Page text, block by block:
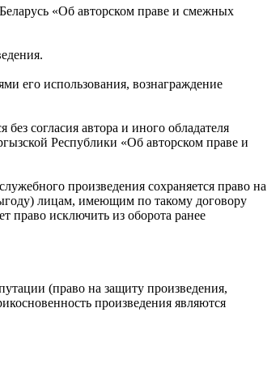
«Об авторском праве и смежных
его использования, вознаграждение
согласия автора и иного обладателя
Республики «Об авторском праве и
произведения сохраняется право на
лицам, имеющим по такому договору
право исключить из оборота ранее
(право на защиту произведения,
произведения являются